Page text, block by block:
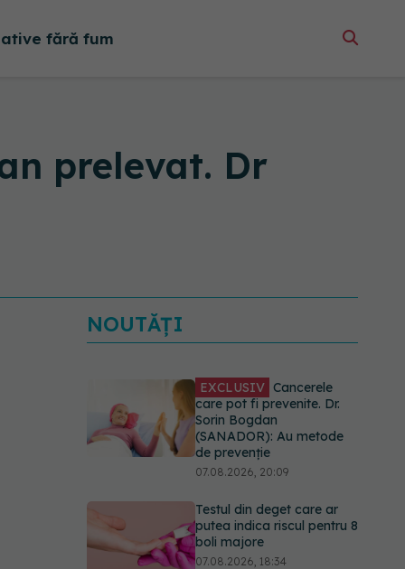
fără fum
prelevat. Dr
NOUTĂȚI
EXCLUSIV Cancerele
care pot fi prevenite. Dr.
Sorin Bogdan
(SANADOR): Au metode
de prevenție
07.08.2026, 20:09
Testul din deget care ar
putea indica riscul pentru 8
boli majore
07.08.2026, 18:34